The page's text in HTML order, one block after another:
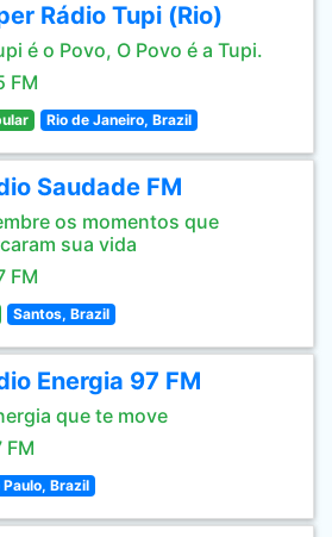
Rádio Tupi (Rio)
é o Povo, O Povo é a Tupi.
FM
Rio de Janeiro, Brazil
Saudade FM
os momentos que
sua vida
FM
Santos, Brazil
Energia 97 FM
que te move
FM
Paulo, Brazil